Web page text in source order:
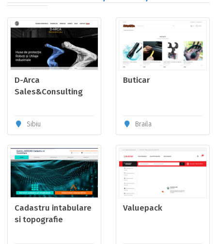
D-Arca
Sales&Consulting
Sibiu
Buticar
Braila
Cadastru intabulare
si topografie
Valuepack